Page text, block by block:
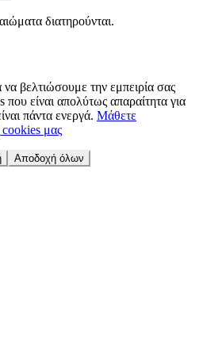
διατηρούνται.
να βελτιώσουμε την εμπειρία σας
είναι απολύτως απαραίτητα για
πάντα ενεργά. Μάθετε
cookies μας
Αποδοχή όλων